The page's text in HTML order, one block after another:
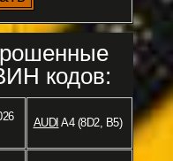
кодов:
AUDI A4 (8D2, B5)